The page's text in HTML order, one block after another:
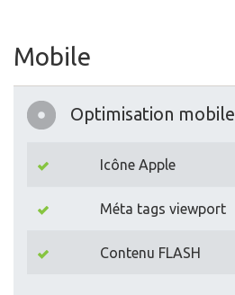
Mobile
Optimisation mobile
Icône Apple
Méta tags viewport
Contenu FLASH